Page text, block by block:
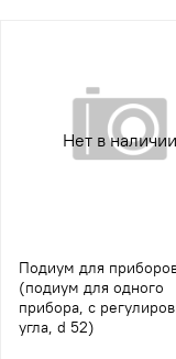
Нет в наличии
Подиум для
(подиум для одного
прибора, с
угла, d 52)